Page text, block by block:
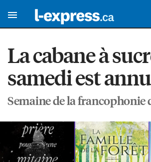
La cabane à
samedi est
Semaine de la francophonie